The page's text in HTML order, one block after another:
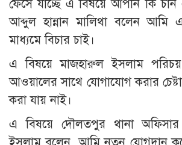
ফেঁসে যাচ্ছে এ বিষয়ে আপনি কি চান
আব্দুল হান্নান মালিথা বলেন আমি
মাধ্যমে বিচার চাই।
এ বিষয়ে মাজহারুল ইসলাম
আওয়ালের সাথে যোগাযোগ করার
করা যায় নাই।
এ বিষয়ে দৌলতপুর থানা অফিসার